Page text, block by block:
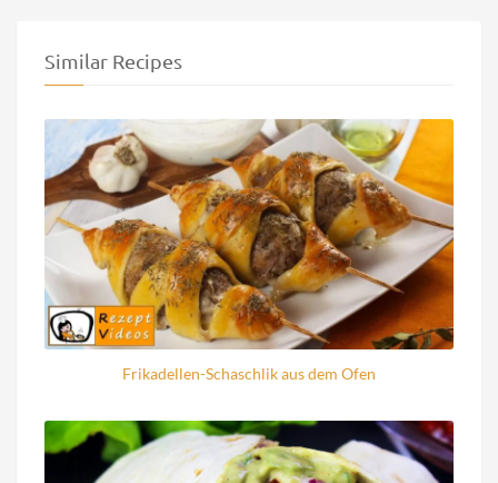
Similar Recipes
Frikadellen-Schaschlik aus dem Ofen